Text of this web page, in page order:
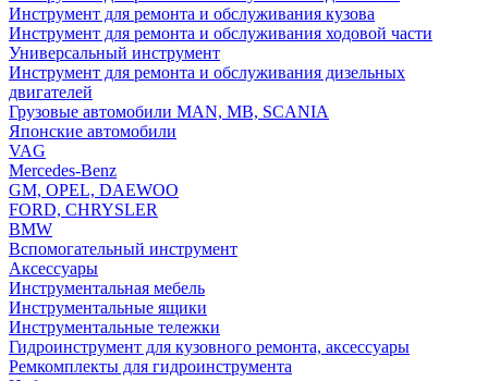
Инструмент для ремонта и обслуживания кузова
Инструмент для ремонта и обслуживания ходовой части
Универсальный инструмент
Инструмент для ремонта и обслуживания дизельных
двигателей
Грузовые автомобили MAN, MB, SCANIA
Японские автомобили
VAG
Mercedes-Benz
GM, OPEL, DAEWOO
FORD, CHRYSLER
BMW
Вспомогательный инструмент
Аксессуары
Инструментальная мебель
Инструментальные ящики
Инструментальные тележки
Гидроинструмент для кузовного ремонта, аксессуары
Ремкомплекты для гидроинструмента